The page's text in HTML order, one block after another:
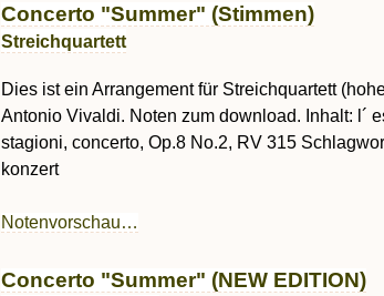
Concerto "Summer" (Stimmen)
Streichquartett
Dies ist ein Arrangement für Streichquartett
Antonio Vivaldi. Noten zum download. Inhalt: l´
stagioni, concerto, Op.8 No.2, RV 315
konzert
Notenvorschau…
Concerto "Summer" (NEW EDITION)